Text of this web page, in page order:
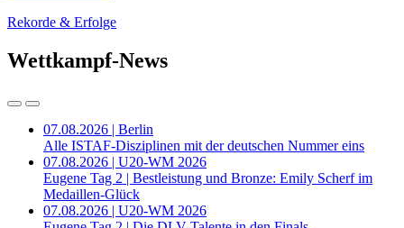
Rekorde & Erfolge
Wettkampf-News
07.08.2026 | Berlin
Alle ISTAF-Disziplinen mit der deutschen Nummer eins
07.08.2026 | U20-WM 2026
Eugene Tag 2 | Bestleistung und Bronze: Emily Scherf im
Medaillen-Glück
07.08.2026 | U20-WM 2026